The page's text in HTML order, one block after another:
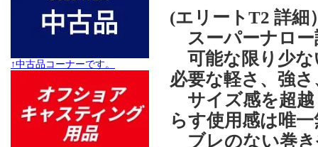
↑中古品コーナーです。
(エリートT2 詳細
スーパーナロー
可能な限り少な
必要な軽さ、強
サイズ感を超越
らす使用感は唯
ブレのない巻き